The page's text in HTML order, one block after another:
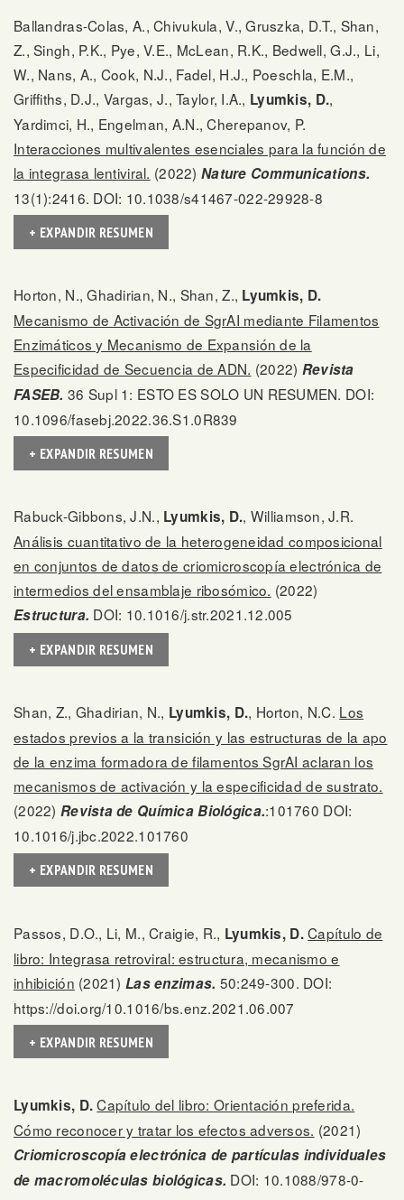
Ballandras-Colas, A., Chivukula, V., Gruszka, D.T., Shan,
Z., Singh, P.K., Pye, V.E., McLean, R.K., Bedwell, G.J., Li,
W., Nans, A., Cook, N.J., Fadel, H.J., Poeschla, E.M.,
Griffiths, D.J., Vargas, J., Taylor, I.A., Lyumkis, D.,
Yardimci, H., Engelman, A.N., Cherepanov, P.
Interacciones multivalentes esenciales para la función de
la integrasa lentiviral. (2022) Nature Communications.
13(1):2416. DOI: 10.1038/s41467-022-29928-8
+ EXPANDIR RESUMEN
Horton, N., Ghadirian, N., Shan, Z., Lyumkis, D.
Mecanismo de Activación de SgrAI mediante Filamentos
Enzimáticos y Mecanismo de Expansión de la
Especificidad de Secuencia de ADN. (2022) Revista
FASEB. 36 Supl 1: ESTO ES SOLO UN RESUMEN. DOI:
10.1096/fasebj.2022.36.S1.0R839
+ EXPANDIR RESUMEN
Rabuck-Gibbons, J.N., Lyumkis, D., Williamson, J.R.
Análisis cuantitativo de la heterogeneidad composicional
en conjuntos de datos de criomicroscopía electrónica de
intermedios del ensamblaje ribosómico. (2022)
Estructura. DOI: 10.1016/j.str.2021.12.005
+ EXPANDIR RESUMEN
Shan, Z., Ghadirian, N., Lyumkis, D., Horton, N.C. Los
estados previos a la transición y las estructuras de la apo
de la enzima formadora de filamentos SgrAI aclaran los
mecanismos de activación y la especificidad de sustrato.
(2022) Revista de Química Biológica.:101760 DOI:
10.1016/j.jbc.2022.101760
+ EXPANDIR RESUMEN
Passos, D.O., Li, M., Craigie, R., Lyumkis, D.Capítulo de
libro: Integrasa retroviral: estructura, mecanismo e
inhibición (2021) Las enzimas. 50:249-300. DOI:
https://doi.org/10.1016/bs.enz.2021.06.007
+ EXPANDIR RESUMEN
Lyumkis, D.Capítulo del libro: Orientación preferida.
Cómo reconocer y tratar los efectos adversos. (2021)
Criomicroscopía electrónica de partículas individuales
de macromoléculas biológicas. DOI: 10.1088/978-0-